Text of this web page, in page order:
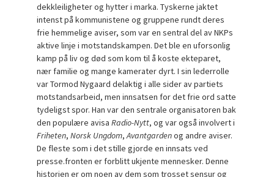
dekkleiligheter og hytter i marka. Tyskerne jaktet
intenst på kommunistene og gruppene rundt deres
frie hemmelige aviser, som var en sentral del av NKPs
aktive linje i motstandskampen. Det ble en uforsonlig
kamp på liv og død som kom til å koste ekteparet,
nær familie og mange kamerater dyrt. I sin lederrolle
var Tormod Nygaard delaktig i alle sider av partiets
motstandsarbeid, men innsatsen for det frie ord satte
tydeligst spor. Han var den sentrale organisatoren bak
den populære avisa Radio-Nytt, og var også involvert i
Friheten,Norsk Ungdom,Avantgardenog andre aviser.
De fleste som i det stille gjorde en innsats ved
presse.fronten er forblitt ukjente mennesker. Denne
historien er om noen av dem som trosset sensur og